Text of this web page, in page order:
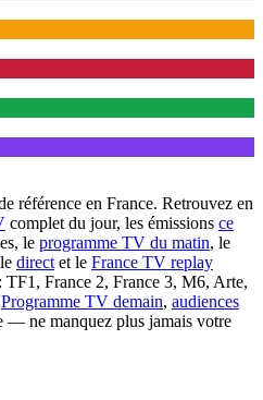
référence en France. Retrouvez en
complet du jour, les émissions ce
le programme TV du matin, le
direct et le France TV replay
France 2, France 3, M6, Arte,
Programme TV demain, audiences
— ne manquez plus jamais votre